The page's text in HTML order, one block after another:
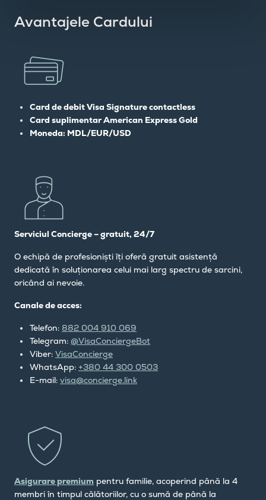
Avantajele Cardului
Сard de debit Visa Signature contactless
Card suplimentar American Express Gold
Moneda: MDL/EUR/USD
Serviciul Concierge – gratuit, 24/7
O echipă de profesioniști îți oferă gratuit asistență
dedicată în soluționarea celui mai larg spectru de sarcini,
oricând ai nevoie.
Canale de acces:
Telefon: 882 004 910 069
Telegram: @VisaConciergeBot
Viber: VisaConcierge
WhatsApp: +380 44 300 0503
E-mail: visa@concierge.link
Asigurare premium pentru familie, acoperind până la 4
membri în timpul călătoriilor, cu o sumă de până la